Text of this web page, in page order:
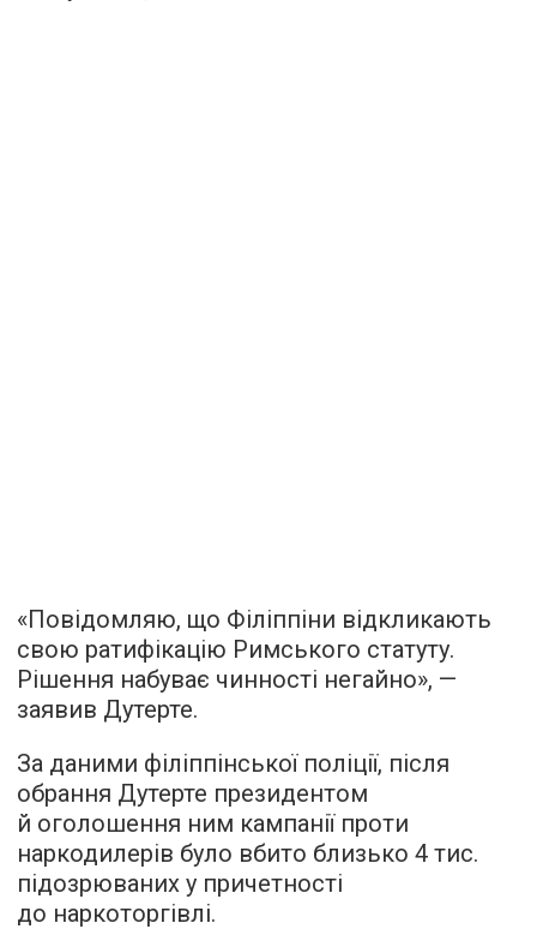
«Повідомляю, що Філіппіни відкликають
свою ратифікацію Римського статуту.
Рішення набуває чинності негайно», —
заявив Дутерте.
За даними філіппінської поліції, після
обрання Дутерте президентом
й оголошення ним кампанії проти
наркодилерів було вбито близько 4 тис.
підозрюваних у причетності
до наркоторгівлі.